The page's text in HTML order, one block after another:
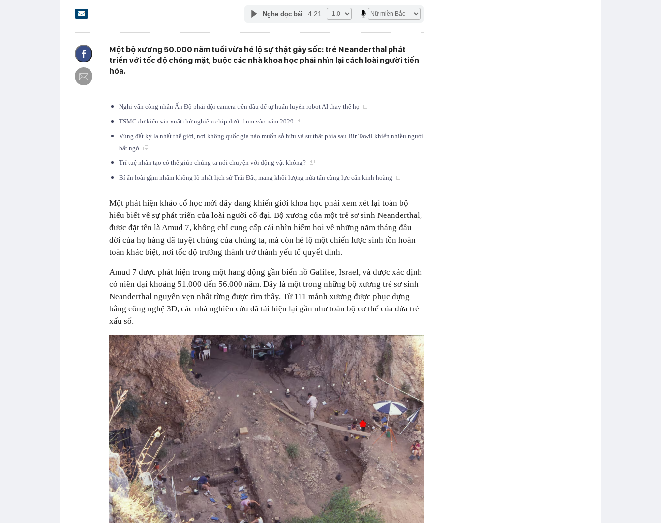
Nghe đọc bài 4:21
Một bộ xương 50.000 năm tuổi vừa hé lộ sự thật gây sốc: trẻ Neanderthal phát
triển với tốc độ chóng mặt, buộc các nhà khoa học phải nhìn lại cách loài người tiến
hóa.
Nghi vấn công nhân Ấn Độ phải đội camera trên đầu để tự huấn luyện robot AI thay thế họ
TSMC dự kiến sản xuất thử nghiệm chip dưới 1nm vào năm 2029
Vùng đất kỳ lạ nhất thế giới, nơi không quốc gia nào muốn sở hữu và sự thật phía sau Bir Tawil khiến nhiều người
bất ngờ
Trí tuệ nhân tạo có thể giúp chúng ta nói chuyện với động vật không?
Bí ẩn loài gặm nhấm khổng lồ nhất lịch sử Trái Đất, mang khối lượng nửa tấn cùng lực cắn kinh hoàng
Một phát hiện khảo cổ học mới đây đang khiến giới khoa học phải xem xét lại toàn bộ
hiểu biết về sự phát triển của loài người cổ đại. Bộ xương của một trẻ sơ sinh Neanderthal,
được đặt tên là Amud 7, không chỉ cung cấp cái nhìn hiếm hoi về những năm tháng đầu
đời của họ hàng đã tuyệt chủng của chúng ta, mà còn hé lộ một chiến lược sinh tồn hoàn
toàn khác biệt, nơi tốc độ trưởng thành trở thành yếu tố quyết định.
Amud 7 được phát hiện trong một hang động gần biển hồ Galilee, Israel, và được xác định
có niên đại khoảng 51.000 đến 56.000 năm. Đây là một trong những bộ xương trẻ sơ sinh
Neanderthal nguyên vẹn nhất từng được tìm thấy. Từ 111 mảnh xương được phục dựng
bằng công nghệ 3D, các nhà nghiên cứu đã tái hiện lại gần như toàn bộ cơ thể của đứa trẻ
xấu số.